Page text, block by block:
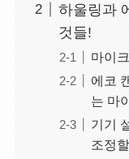
하울링과
것들!
마이
에코
는 마
기기
조정